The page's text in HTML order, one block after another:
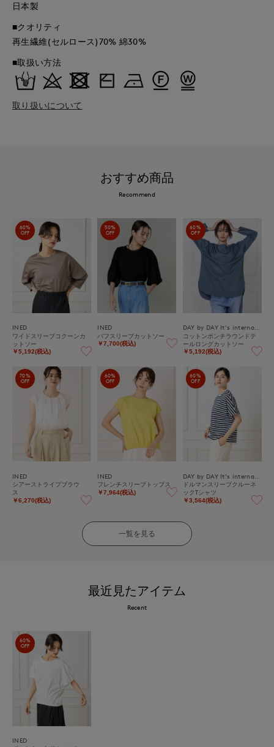
日本製
■クオリティ
再生繊維(セルロース)70% 綿30%
■取扱い方法
取り扱いについて
おすすめ商品
Recommend
60%
OFF
INED
ワイドスリーブコクーンカ
ットソー
￥5,192(税込)
50%
OFF
INED
パフスリーブカットソー
￥7,700(税込)
60%
OFF
コットンポンチラウンドテ
ールロングカットソー
￥5,192(税込)
70%
OFF
INED
シアーストライプブラウ
ス
￥6,270(税込)
60%
OFF
INED
フレンチスリーブトップス
￥7,964(税込)
60%
OFF
ドルマンスリーブクルーネ
ックTシャツ
￥3,564(税込)
一覧を見る
最近見たアイテム
Recent
60%
OFF
INED